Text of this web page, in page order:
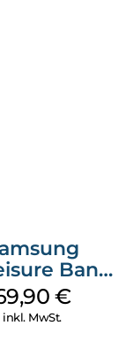
Band
M) Galaxy
Watch8
€
inkl. MwSt.